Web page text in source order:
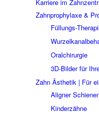
Karriere im
Zahnprophylaxe &
Füllungs-
Oralchirurgie
3D-Bilder für
Zahn Ästhetik | Für
Aligner
Kinderzähne